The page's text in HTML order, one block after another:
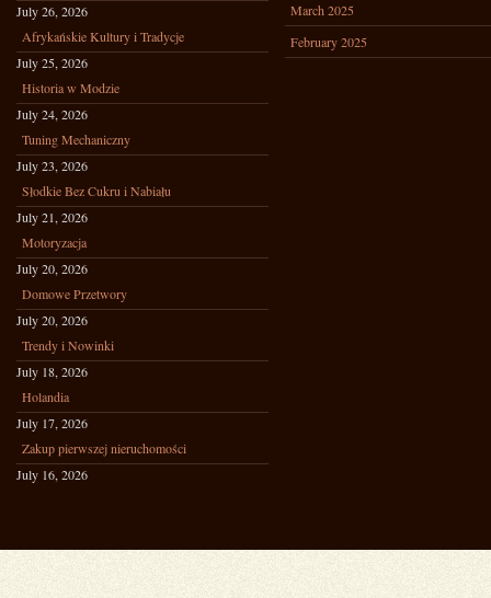
July 26, 2026
Afrykańskie Kultury i Tradycje
July 25, 2026
Historia w Modzie
July 24, 2026
Tuning Mechaniczny
July 23, 2026
Słodkie Bez Cukru i Nabiału
July 21, 2026
Motoryzacja
July 20, 2026
Domowe Przetwory
July 20, 2026
Trendy i Nowinki
July 18, 2026
Holandia
July 17, 2026
Zakup pierwszej nieruchomości
July 16, 2026
March 2025
February 2025